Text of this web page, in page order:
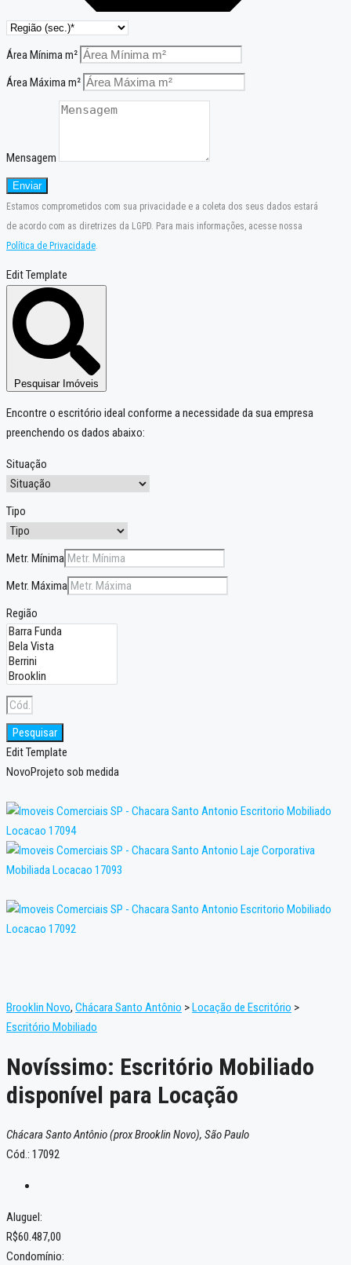
Área Mínima m²
Área Máxima m²
Mensagem
Enviar
Estamos comprometidos com sua privacidade e a coleta dos seus dados estará
de acordo com as diretrizes da LGPD. Para mais informações, acesse nossa
Política de Privacidade.
Edit Template
Pesquisar Imóveis
Encontre o escritório ideal conforme a necessidade da sua empresa
preenchendo os dados abaixo:
Situação
Tipo
Metr. Mínima
Metr. Máxima
Região
Pesquisar
Edit Template
NovoProjeto sob medida
Brooklin Novo, Chácara Santo Antônio >Locação de Escritório >
Escritório Mobiliado
Novíssimo: Escritório Mobiliado
disponível para Locação
Chácara Santo Antônio (prox Brooklin Novo), São Paulo
Cód.: 17092
Aluguel:
R$60.487,00
Condomínio: